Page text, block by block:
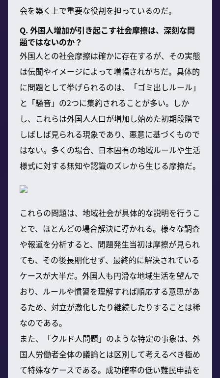
会を築く上で重要な役割を担っているのだ。
Q. 外国人増加が引き起こす社会摩擦は、深刻な問
題ではないのか？
外国人との社会摩擦は確かに存在するが、その実態
は伝聞やイメージによって増幅されがちだ。具体的
に問題として挙げられるのは、「ゴミ出しルール」
と「騒音」の2つに集約されることが多い。しか
し、これらは外国人人口が増加し始めた初期段階で
しばしば見られる現象であり、悪意に基づくもので
はない。多くの場合、日本固有の地域ルールや生活
様式に対する無知や認識のズレから生じる摩擦だ。
これらの問題は、地域社会が具体的な説明を行うこ
とで、ほとんどの場合解決に導かれる。様々な調査
や報道を分析すると、問題発生当初は摩擦が見られ
ても、その後長期化せず、最終的に解決されている
ケースが大半だ。外国人も円滑な地域生活を望んで
おり、ルールや慣習を理解すれば順応する意思があ
るため、対立が激化したり継続したりすることは稀
なのである。
また、「クルド人問題」のような特定の事象は、外
国人労働者全体の議論とは区別して考えるべき極め
て特殊なケースである。成功確率の低い難民申請を